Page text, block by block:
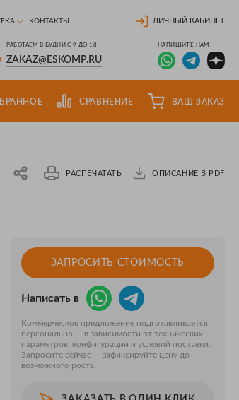
КОНТАКТЫ ЛИЧНЫЙ КАБИНЕТ
РАБОТАЕМ В БУДНИ С 9 ДО 18
ZAKAZ@ESKOMP.RU
НАПИШИТЕ НАМ
СРАВНЕНИЕ ВАШ ЗАКАЗ
РАСПЕЧАТАТЬ ОПИСАНИЕ В PDF
ЗАПРОСИТЬ СТОИМОСТЬ
Написать в
Коммерческое предложение подготавливается
персонально — в зависимости от технических
параметров, конфигурации и условий поставки.
Запросите сейчас — зафиксируйте цену до
возможного роста.